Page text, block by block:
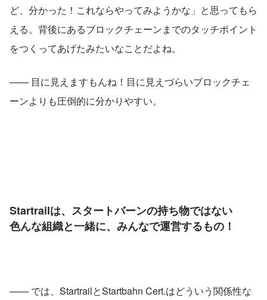
ど、分かった！これならやってみようかな」と思ってもら
える。背後にあるブロックチェーンまでのタッチポイント
をつくってあげたみたいなことだよね。
—— 目に見えますもんね！目に見えづらいブロックチェ
ーンよりも圧倒的に分かりやすい。
Startrailは、スタートバーンの持ち物ではない
色んな組織と一緒に、みんなで運営するもの！
—— では、StartrailとStartbahn Cert.はどういう関係性な